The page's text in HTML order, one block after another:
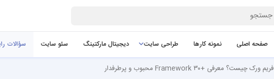
صفحه اصلی نمونه کارها طراحی سایت دیجیتال مارکتینگ سئو سایت سؤالات
فریم ورک چیست؟ معرفی +۳۰ Framework محبوب و پرطرفدار